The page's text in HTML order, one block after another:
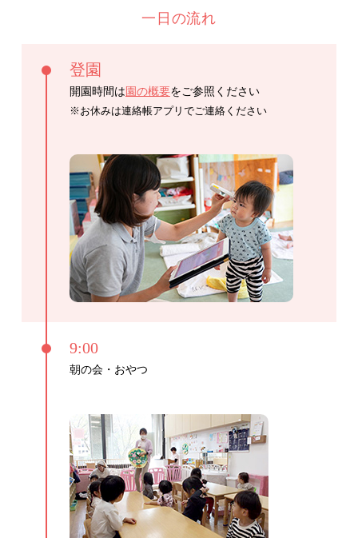
一日の流れ
登園
開園時間は 園の概要をご参照ください
※お休みは連絡帳アプリでご連絡ください
9:00
朝の会・おやつ